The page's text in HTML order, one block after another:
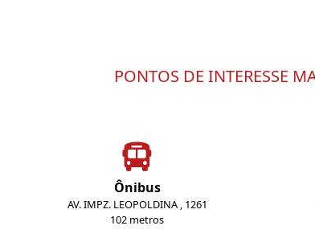
PONTOS DE INTERESSE
Ônibus
AV. IMPZ. LEOPOLDINA , 1261
102 metros